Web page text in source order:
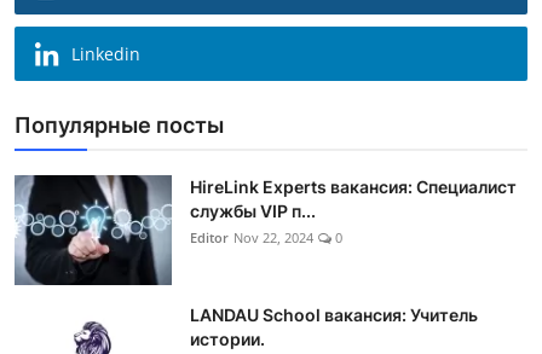
Linkedin
Популярные посты
HireLink Experts вакансия: Специалист
службы VIP п...
Editor Nov 22, 2024 0
LANDAU School вакансия: Учитель
истории.